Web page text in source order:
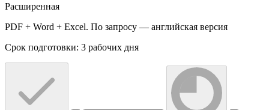
Расширенная
PDF + Word + Excel. По запросу — английская версия
Срок подготовки: 3 рабочих дня